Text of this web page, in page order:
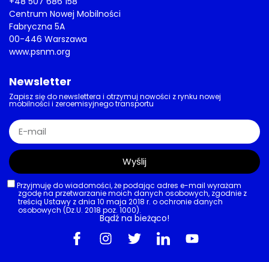
Centrum Nowej Mobilności
Fabryczna 5A
00-446 Warszawa
www.psnm.org
Newsletter
Zapisz się do newslettera i otrzymuj nowości z rynku nowej
mobilności i zeroemisyjnego transportu
Przyjmuję do wiadomości, że podając adres e-mail wyrażam
zgodę na przetwarzanie moich danych osobowych, zgodnie z
treścią Ustawy z dnia 10 maja 2018 r. o ochronie danych
osobowych (Dz.U. 2018 poz. 1000).
Wyślij
Bądź na bieżąco!